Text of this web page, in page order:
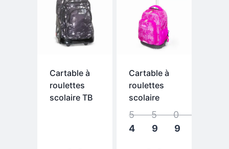
Cartable à
roulettes
scolaire TB
Cartable à
roulettes
scolaire
Le